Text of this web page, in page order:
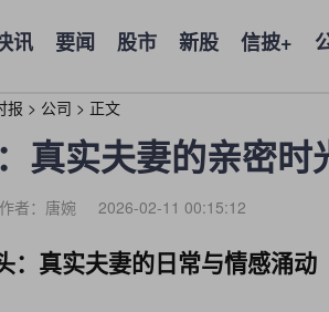
讯 要闻 股市 新股 信披+
报 > 公司 > 正文
真实夫妻的亲密时
作者：唐婉 2026-02-11 00:15:12
：真实夫妻的日常与情感涌动